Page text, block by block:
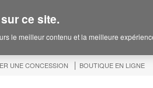
UNE CONCESSION BOUTIQUE EN LIGNE
ce site.
le meilleur contenu et la meilleure